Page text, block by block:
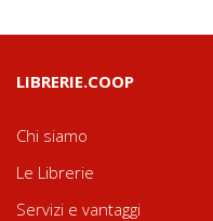
LIBRERIE.COOP
Chi siamo
Le Librerie
Servizi e vantaggi